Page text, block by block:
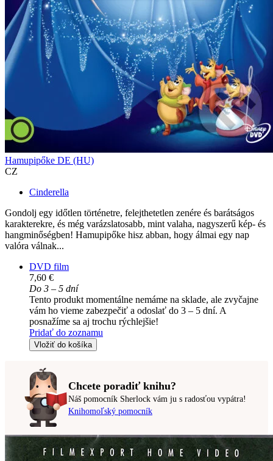
Hamupipőke DE (HU)
CZ
Cinderella
Gondolj egy időtlen történetre, felejthetetlen zenére és barátságos
karakterekre, és még varázslatosabb, mint valaha, nagyszerű kép- és
hangminőségben! Hamupipőke hisz abban, hogy álmai egy nap
valóra válnak...
DVD film
7,60 €
Do 3 – 5 dní
Tento produkt momentálne nemáme na sklade, ale zvyčajne
vám ho vieme zabezpečiť a odoslať do 3 – 5 dní. A
posnažíme sa aj trochu rýchlejšie!
Pridať do zoznamu
Vložiť do košíka
Chcete poradiť knihu?
Náš pomocník Sherlock vám ju s radosťou vypátra!
Knihomoľský pomocník